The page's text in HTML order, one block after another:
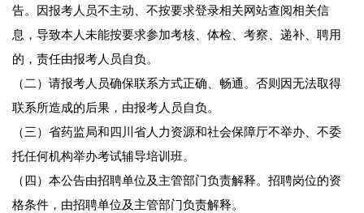
告。因报考人员不主动、不按要求登录相关网站查阅相关信
息，导致本人未能按要求参加考核、体检、考察、递补、聘用
的，责任由报考人员自负。
（二）请报考人员确保联系方式正确、畅通。否则因无法取得
联系所造成的后果，由报考人员自负。
（三）省药监局和四川省人力资源和社会保障厅不举办、不委
托任何机构举办考试辅导培训班。
（四）本公告由招聘单位及主管部门负责解释。招聘岗位的资
格条件，由招聘单位及主管部门负责解释。